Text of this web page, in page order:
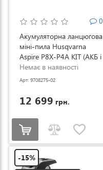
0
Акумуляторна ланцюгова
міні-пила Husqvarna
Aspire P8X-P4A KIT (АКБ і
ЗП) (9708275-02)
Немає в наявності
Арт: 9708275-02
12 699 грн.
-15%